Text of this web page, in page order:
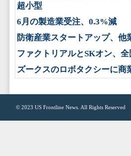
超小型
6月の製造業受注、0.3%減
防衛産業スタートアップ、
ファクトリアルとSKオン、
ズークスのロボタクシーに商
© 2023 US Frontline News . All Rights Reserved